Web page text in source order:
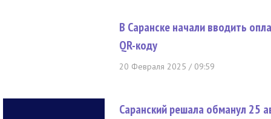
В Саранске начали вводить
QR-коду
20 Февраля 2025 / 09:59
Саранский решала обманул 25